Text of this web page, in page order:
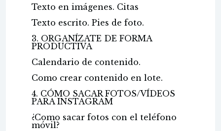
Texto en imágenes. Citas
Texto escrito. Pies de foto.
3. ORGANÍZATE DE FORMA
PRODUCTIVA
Calendario de contenido.
Como crear contenido en lote.
4. CÓMO SACAR FOTOS/VÍDEOS
PARA INSTAGRAM
¿Como sacar fotos con el teléfono
móvil?